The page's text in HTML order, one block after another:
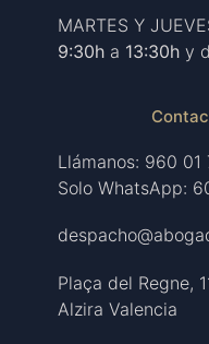
MARTES Y
9:30h a 13:30h y
Llámanos: 960 01
Solo WhatsApp:
Plaça del Regne,
Alzira Valencia